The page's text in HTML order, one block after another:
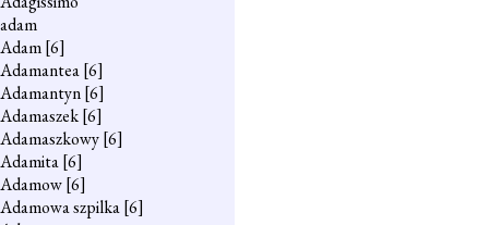
adam
Adam[6]
Adamantea[6]
Adamantyn[6]
Adamaszek[6]
Adamaszkowy[6]
Adamita[6]
Adamow[6]
Adamowa szpilka[6]